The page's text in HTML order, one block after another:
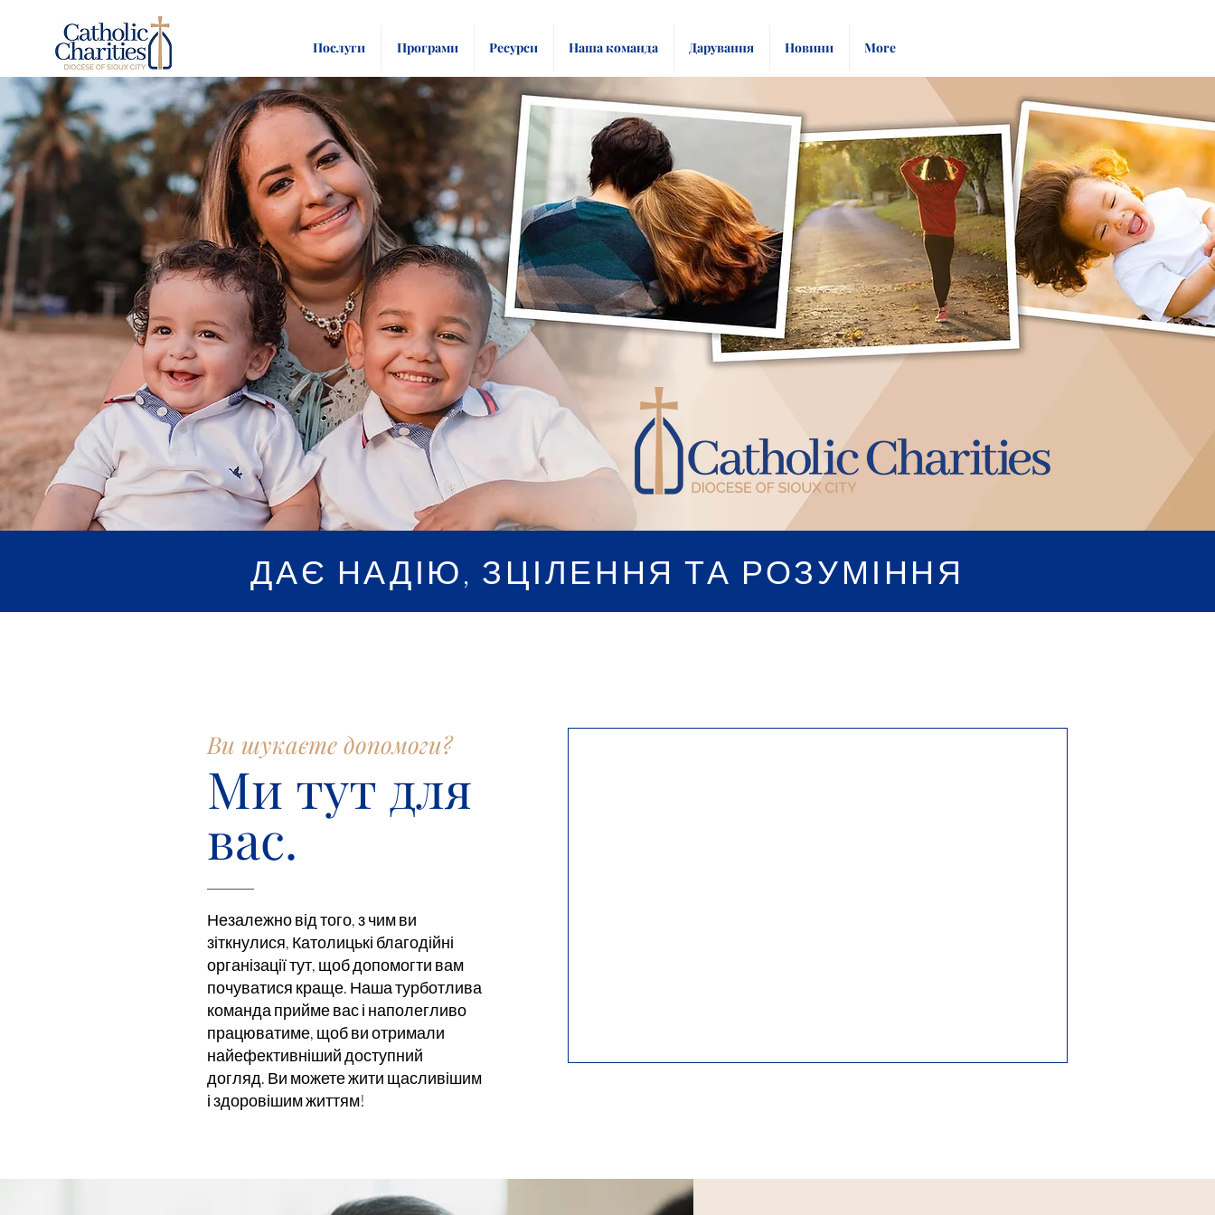
Послуги Програми Ресурси Наша команда Дарування Новини More
ДАЄ НАДІЮ, ЗЦІЛЕННЯ ТА РОЗУМІННЯ
Ви шукаєте допомоги?
Ми тут для
вас.
Незалежно від того, з чим ви
зіткнулися, Католицькі благодійні
організації тут, щоб допомогти вам
почуватися краще. Наша турботлива
команда прийме вас і наполегливо
працюватиме, щоб ви отримали
найефективніший доступний
догляд. Ви можете жити щасливішим
і здоровішим життям!